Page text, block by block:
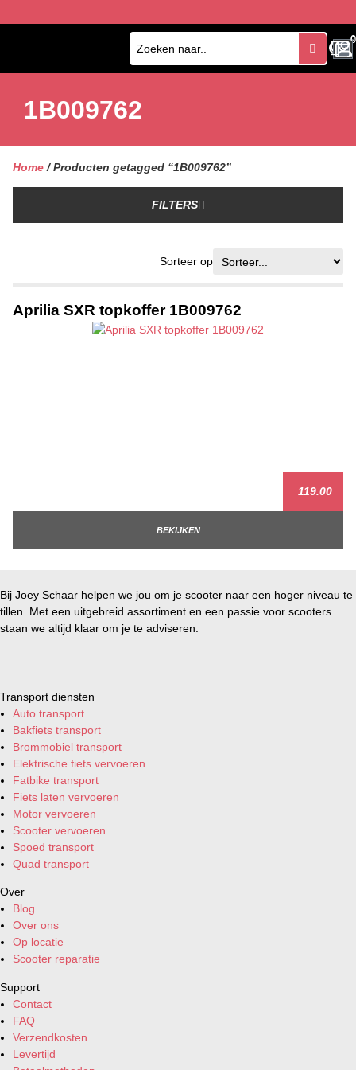
0
0
1B009762
Home / Producten getagged “1B009762”
FILTERS
Sorteer op
Aprilia SXR topkoffer 1B009762
119.00
BEKIJKEN
Bij Joey Schaar helpen we jou om je scooter naar een hoger niveau te
tillen. Met een uitgebreid assortiment en een passie voor scooters
staan we altijd klaar om je te adviseren.
Transport diensten
Auto transport
Bakfiets transport
Brommobiel transport
Elektrische fiets vervoeren
Fatbike transport
Fiets laten vervoeren
Motor vervoeren
Scooter vervoeren
Spoed transport
Quad transport
Over
Blog
Over ons
Op locatie
Scooter reparatie
Support
Contact
FAQ
Verzendkosten
Levertijd